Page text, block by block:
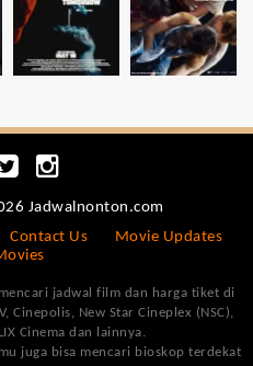
Jadwalnonton.com
Contact Us
Movie Updates
jadwal film dan harga tiket di
Cinepolis, New Star Cineplex (NSC),
Cinema dan lainnya.
juga bisa mencari bioskop terdekat